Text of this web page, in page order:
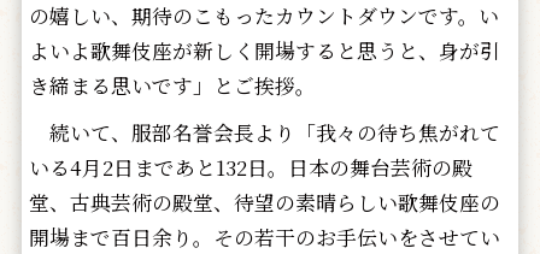
の嬉しい、期待のこもったカウントダウンです。い
よいよ歌舞伎座が新しく開場すると思うと、身が引
き締まる思いです」とご挨拶。
続いて、服部名誉会長より「我々の待ち焦がれて
いる4月2日まであと132日。日本の舞台芸術の殿
堂、古典芸術の殿堂、待望の素晴らしい歌舞伎座の
開場まで百日余り。その若干のお手伝いをさせてい